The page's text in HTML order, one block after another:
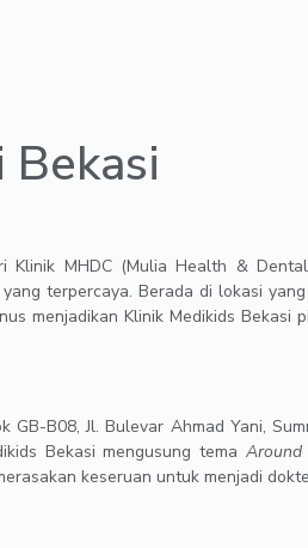
MHDC (Mulia Health &
terpercaya. Berada di lokasi
menjadikan Klinik Medikids
B08, Jl. Bulevar Ahmad Yani,
Bekasi mengusung tema
keseruan untuk menjadi